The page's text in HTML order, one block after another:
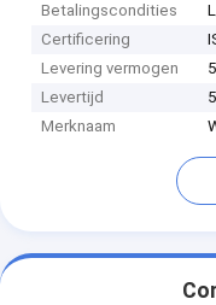
Betalingscondities
Certificering
Levering vermogen
Levertijd
Merknaam